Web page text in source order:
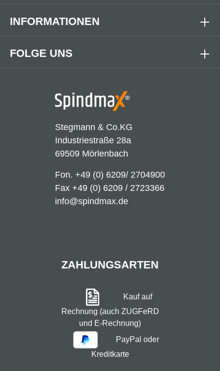
Stegmann & Co.KG
Industriestraße 28a
69509 Mörlenbach
Fon. +49 (0) 6209/ 2704900
Fax +49 (0) 6209 / 2723366
info@spindmax.de
FOLGE UNS
INFORMATIONEN
ZAHLUNGSARTEN
Kauf auf
Rechnung (auch ZUGFeRD
und E-Rechnung)
PayPal oder
Kreditkarte